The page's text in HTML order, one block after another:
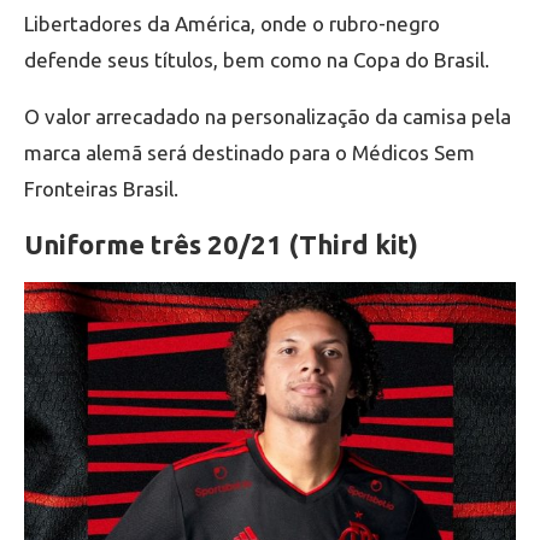
Libertadores da América, onde o rubro-negro
defende seus títulos, bem como na Copa do Brasil.
O valor arrecadado na personalização da camisa pela
marca alemã será destinado para o Médicos Sem
Fronteiras Brasil.
Uniforme três 20/21 (Third kit)